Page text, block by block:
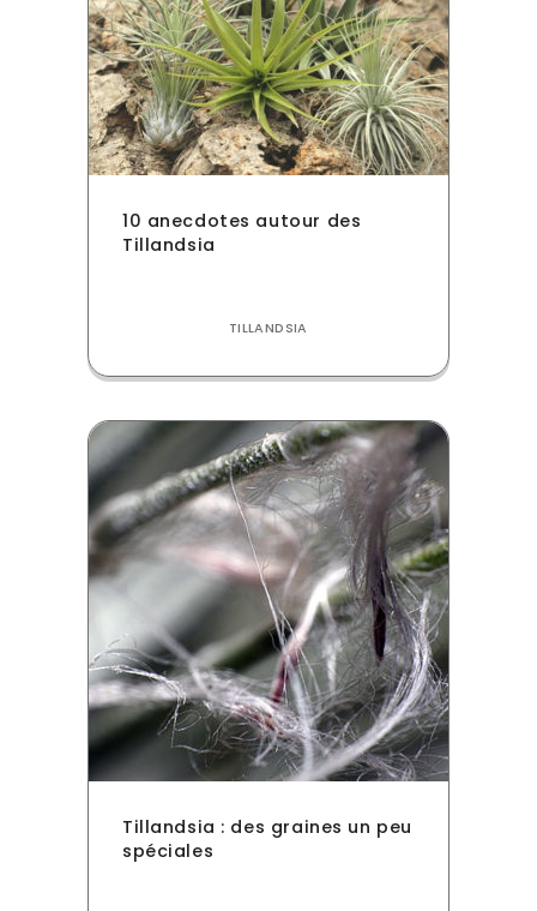
10 anecdotes autour des
Tillandsia
TILLANDSIA
Tillandsia : des graines un peu
spéciales